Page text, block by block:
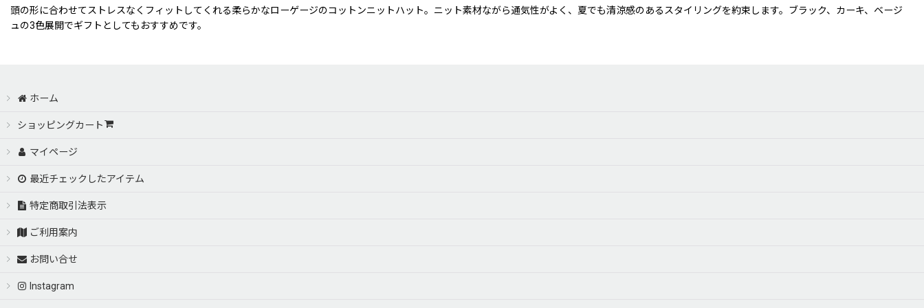
頭の形に合わせてストレスなくフィットしてくれる柔らかなローゲージのコットンニットハット。ニット素材ながら通気性がよく、夏でも清涼感のあるスタイリングを約束します。ブラック、カーキ、ベージ
ュの3色展開でギフトとしてもおすすめです。
ホーム
ショッピングカート
マイページ
最近チェックしたアイテム
特定商取引法表示
ご利用案内
お問い合せ
Instagram